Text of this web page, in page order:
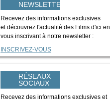
NEWSLETTER
Recevez des informations exclusives
et découvrez l'actualité des Films d'ici en
vous inscrivant à notre newsletter :
INSCRIVEZ-VOUS
RÉSEAUX
SOCIAUX
Recevez des informations exclusives et